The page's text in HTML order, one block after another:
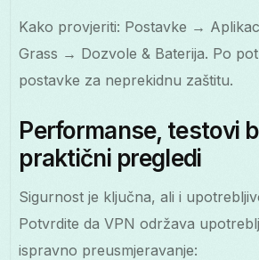
Kako provjeriti: Postavke →
Grass → Dozvole & Baterija. Po
postavke za neprekidnu zaštitu.
Performanse, testovi
praktični pregledi
Sigurnost je ključna, ali i
Potvrdite da VPN održava
ispravno preusmjeravanje: